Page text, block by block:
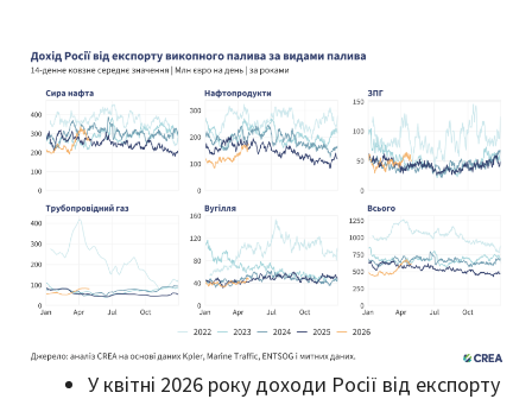
У квітні 2026 року доходи Росії від експорту